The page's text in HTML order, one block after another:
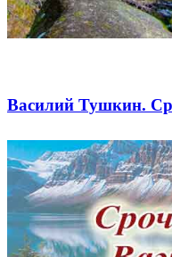
Василий Тушкин.